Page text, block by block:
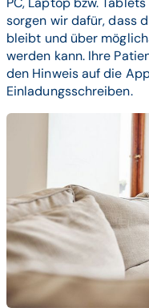
sorgen wir dafür, dass
bleibt und über
werden kann. Ihre
den Hinweis auf die
Einladungsschreiben.